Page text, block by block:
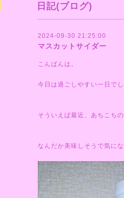
日記(ブログ)
2024-09-30 21:25:00
マスカットサイダー
こんばんは。
今日は過ごしやすい一日でし
そういえば最近、あちこち
なんだか美味しそうで気に